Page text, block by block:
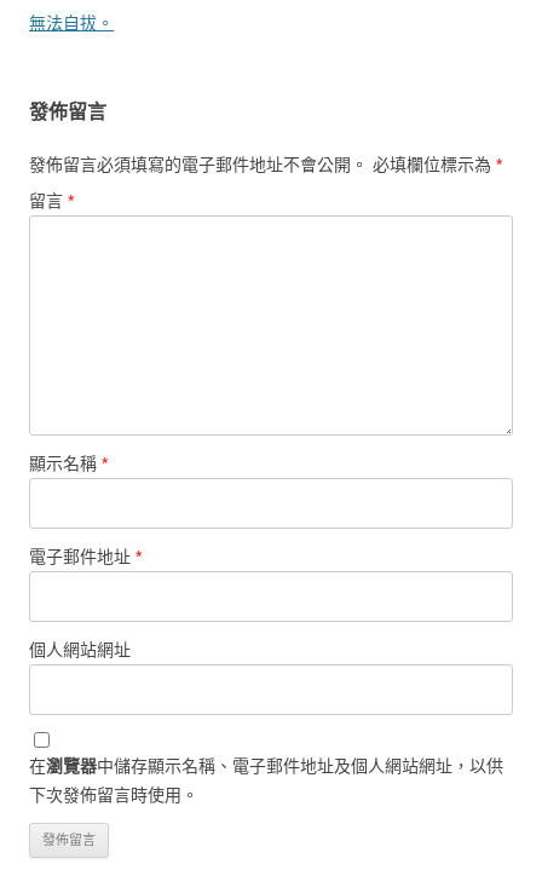
無法自拔。
發佈留言
發佈留言必須填寫的電子郵件地址不會公開。 必填欄位標示為 *
留言 *
顯示名稱 *
電子郵件地址 *
個人網站網址
在瀏覽器中儲存顯示名稱、電子郵件地址及個人網站網址，以供
下次發佈留言時使用。